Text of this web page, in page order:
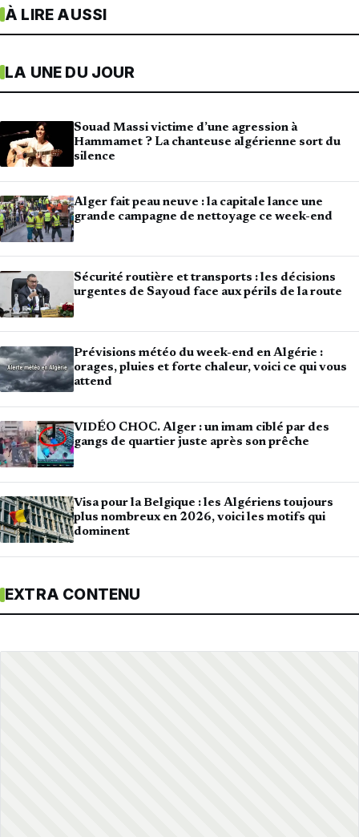
À LIRE AUSSI
LA UNE DU JOUR
Souad Massi victime d’une agression à
Hammamet ? La chanteuse algérienne sort du
silence
Alger fait peau neuve : la capitale lance une
grande campagne de nettoyage ce week-end
Sécurité routière et transports : les décisions
urgentes de Sayoud face aux périls de la route
Prévisions météo du week-end en Algérie :
orages, pluies et forte chaleur, voici ce qui vous
attend
VIDÉO CHOC. Alger : un imam ciblé par des
gangs de quartier juste après son prêche
Visa pour la Belgique : les Algériens toujours
plus nombreux en 2026, voici les motifs qui
dominent
EXTRA CONTENU